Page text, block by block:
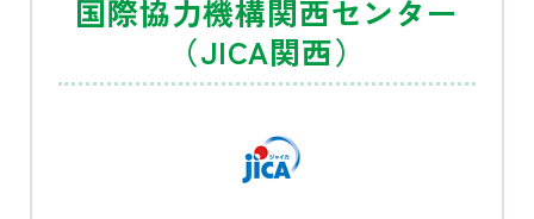
国際協力機構関西センター
（JICA関西）